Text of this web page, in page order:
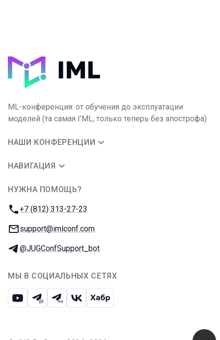
ML-конференция: от обучения до эксплуатации
моделей (та самая I’ML, только теперь без апострофа)
НАШИ КОНФЕРЕНЦИИ
НАВИГАЦИЯ
НУЖНА ПОМОЩЬ?
Телефон:
+7 (812) 313-27-23
E-mail:
support@imlconf.com
Телеграм:
@JUGConfSupport_bot
МЫ В СОЦИАЛЬНЫХ СЕТЯХ
ЮтубТелеграм-чат
Телеграм-канал
ВКонтакте
Хабр